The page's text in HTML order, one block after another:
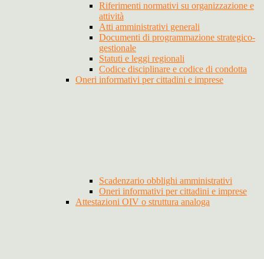
Riferimenti normativi su organizzazione e
attività
Atti amministrativi generali
Documenti di programmazione strategico-
gestionale
Statuti e leggi regionali
Codice disciplinare e codice di condotta
Oneri informativi per cittadini e imprese
Scadenzario obblighi amministrativi
Oneri informativi per cittadini e imprese
Attestazioni OIV o struttura analoga